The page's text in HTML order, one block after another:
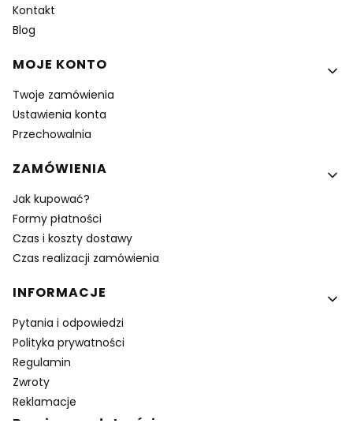
Kontakt
Blog
MOJE KONTO
Twoje zamówienia
Ustawienia konta
Przechowalnia
ZAMÓWIENIA
Jak kupować?
Formy płatności
Czas i koszty dostawy
Czas realizacji zamówienia
INFORMACJE
Pytania i odpowiedzi
Polityka prywatności
Regulamin
Zwroty
Reklamacje